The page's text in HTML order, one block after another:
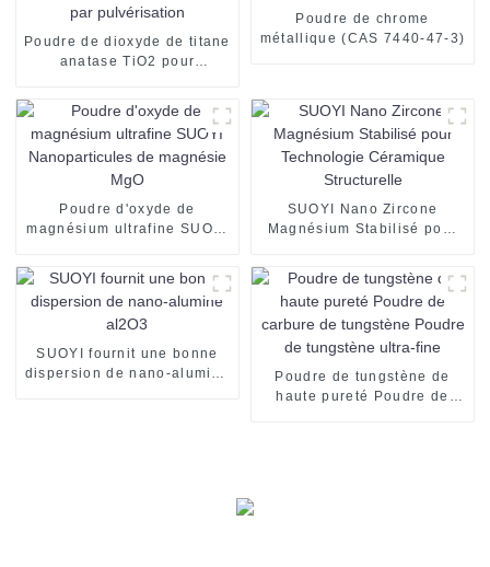
Poudre de dioxyde de titane
anatase TiO2 pour
Poudre de chrome
métallique (CAS 7440-47-3)
Poudre d'oxyde de
magnésium ultrafine SUOYI
SUOYI Nano Zircone
Magnésium Stabilisé pour
SUOYI fournit une bonne
dispersion de nano-alumine
Poudre de tungstène de
haute pureté Poudre de